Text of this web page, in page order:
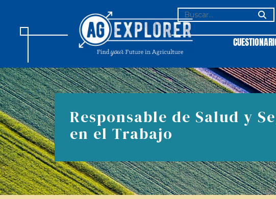
BUSCAR:
Responsable de Salud y
en el Trabajo